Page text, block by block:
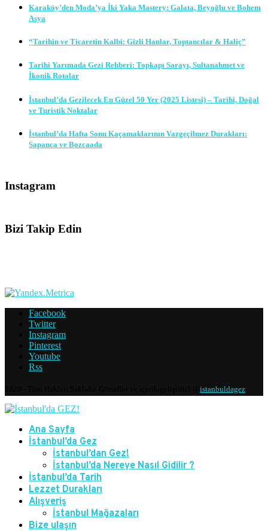
Karaköy’den Moda’ya İki Yaka Mastery: Galata, Beyoğlu ve Bohem
Asya
“Tarihin ve Ticaretin Kalbi: Gizli Hanlar, Toptancılar & Haliç”
Tarihi Yarımada Gezi Rehberi: Topkapı Sarayı, Sultanahmet ve
İkonik Rotalar
İstanbul’da Gezilecek En Güzel 50 Yer (2025 Listesi) – Tarihi, Doğal
ve Turistik Noktalar
İstanbul’da Hafta Sonu Kaçamaklarının Vazgeçilmez Durakları:
Sapanca ve Bozcaada
Instagram
Bizi Takip Edin
Facebook
Twitter
Instagram
Pinterest
Youtube
Rss
istanbuldagez
Ana Sayfa
İstanbul’da Gez
İstanbul’dan Gez!
İstanbul’da Nereye Nasıl Gidilir ?
İstanbul’da Tarih
Lezzet Durakları
Alışveriş
İstanbul Mağazaları
Bize ulaşın